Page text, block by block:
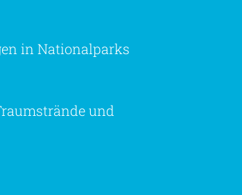
in Nationalparks
und